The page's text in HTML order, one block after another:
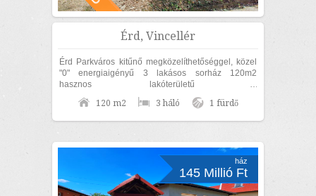
Érd, Vincellér
Érd Parkváros kitűnő megközelíthetőséggel, közel
"0" energiaigényű 3 lakásos sorház 120m2
hasznos lakóterületű 3
szoba+nappalis+GARÁZSOS, belső kétszintes,
KÜLÖN UTCAFRONTI...
120 m2 3 háló 1 fürdő
ház
145 Millió Ft